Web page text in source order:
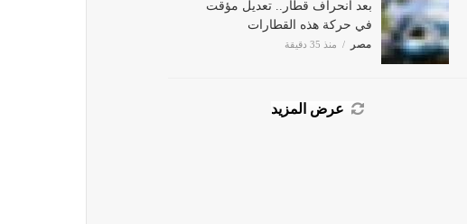
في حركة هذه القطارات
مصر منذ 35 دقيقة
عرض المزيد